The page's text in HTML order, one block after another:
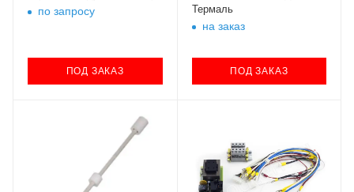
по запросу
ПОД ЗАКАЗ
Термаль
на заказ
ПОД ЗАКАЗ